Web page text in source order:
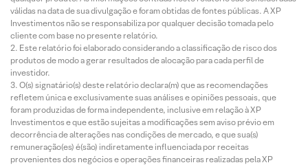
válidas na data de sua divulgação e foram obtidas de fontes públicas. A XP
Investimentos não se responsabiliza por qualquer decisão tomada pelo
cliente com base no presente relatório.
Este relatório foi elaborado considerando a classificação de risco dos
produtos de modo a gerar resultados de alocação para cada perfil de
investidor.
O(s) signatário(s) deste relatório declara(m) que as recomendações
refletem única e exclusivamente suas análises e opiniões pessoais, que
foram produzidas de forma independente, inclusive em relação à XP
Investimentos e que estão sujeitas a modificações sem aviso prévio em
decorrência de alterações nas condições de mercado, e que sua(s)
remuneração(es) é(são) indiretamente influenciada por receitas
provenientes dos negócios e operações financeiras realizadas pela XP